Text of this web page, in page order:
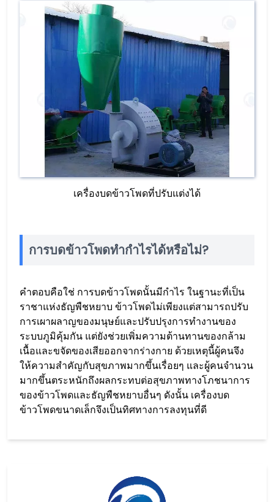
เครื่องบดข้าวโพดที่ปรับแต่งได้
การบดข้าวโพดทำกำไรได้หรือไม่?
คำตอบคือใช่ การบดข้าวโพดนั้นมีกำไร ในฐานะที่เป็น
ราชาแห่งธัญพืชหยาบ ข้าวโพดไม่เพียงแต่สามารถปรับ
การเผาผลาญของมนุษย์และปรับปรุงการทำงานของ
ระบบภูมิคุ้มกัน แต่ยังช่วยเพิ่มความต้านทานของกล้าม
เนื้อและขจัดของเสียออกจากร่างกาย ด้วยเหตุนี้ผู้คนจึง
ให้ความสำคัญกับสุขภาพมากขึ้นเรื่อยๆ และผู้คนจำนวน
มากขึ้นตระหนักถึงผลกระทบต่อสุขภาพทางโภชนาการ
ของข้าวโพดและธัญพืชหยาบอื่นๆ ดังนั้น เครื่องบด
ข้าวโพดขนาดเล็กจึงเป็นทิศทางการลงทุนที่ดี